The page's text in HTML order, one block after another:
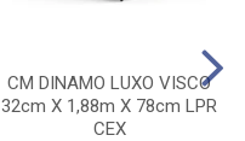
CM DINAMO LUXO VISCO
32cm X 1,88m X 78cm LPR
CEX